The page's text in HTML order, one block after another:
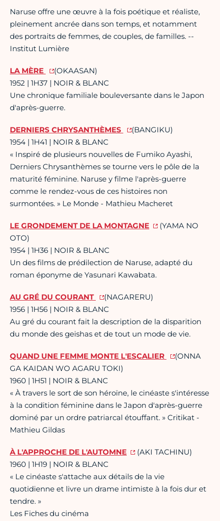
Naruse offre une œuvre à la fois poétique et réaliste,
pleinement ancrée dans son temps, et notamment
des portraits de femmes, de couples, de familles. --
Institut Lumière
LA MÈRE
(OKAASAN)
1952 | 1H37 | NOIR & BLANC
Une chronique familiale bouleversante dans le Japon
d'après-guerre.
DERNIERS CHRYSANTHÈMES
(BANGIKU)
1954 | 1H41 | NOIR & BLANC
« Inspiré de plusieurs nouvelles de Fumiko Ayashi,
Derniers Chrysanthèmes se tourne vers le pôle de la
maturité féminine. Naruse y filme l'après-guerre
comme le rendez-vous de ces histoires non
surmontées. » Le Monde - Mathieu Macheret
LE GRONDEMENT DE LA MONTAGNE
(YAMA NO
OTO)
1954 | 1H36 | NOIR & BLANC
Un des films de prédilection de Naruse, adapté du
roman éponyme de Yasunari Kawabata.
AU GRÉ DU COURANT
(NAGARERU)
1956 | 1H56 | NOIR & BLANC
Au gré du courant fait la description de la disparition
du monde des geishas et de tout un mode de vie.
QUAND UNE FEMME MONTE L'ESCALIER
(ONNA
GA KAIDAN WO AGARU TOKI)
1960 | 1H51 | NOIR & BLANC
« À travers le sort de son héroïne, le cinéaste s'intéresse
à la condition féminine dans le Japon d'après-guerre
dominé par un ordre patriarcal étouffant. » Critikat -
Mathieu Gildas
À L'APPROCHE DE L'AUTOMNE
(AKI TACHINU)
1960 | 1H19 | NOIR & BLANC
« Le cinéaste s'attache aux détails de la vie
quotidienne et livre un drame intimiste à la fois dur et
tendre. »
Les Fiches du cinéma